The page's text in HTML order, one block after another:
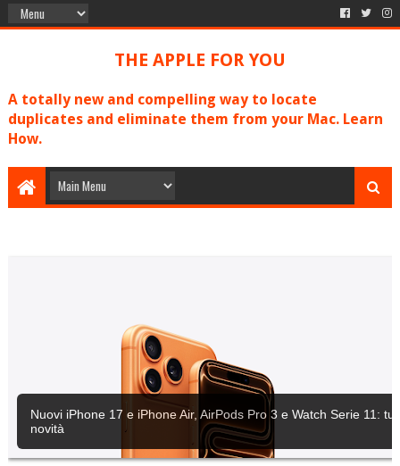
THE APPLE FOR YOU
A totally new and compelling way to locate
duplicates and eliminate them from your Mac. Learn
How.
Nuovi iPhone 17 e iPhone Air, AirPods Pro 3 e Watch Serie 11:
novità